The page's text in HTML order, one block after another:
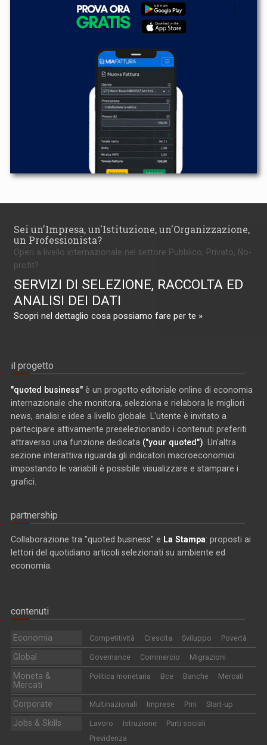
Sei un'Impresa, un'Istituzione, un'Organizzazione,
un Professionista?
Operi a livello internazionale nel settore Pubblico, Privato, No-
profit?
SERVIZI DI SELEZIONE, RACCOLTA ED
ANALISI DEI DATI
Scopri nel dettaglio cosa possiamo fare per te »
il progetto
"quoted business" è un progetto editoriale online di economia
internazionale che monitora, seleziona e rielabora le migliori
news, analisi e idee a livello globale. L'utente è invitato a
partecipare attivamente preselezionando i contenuti preferiti
attraverso una funzione dedicata ("your quoted") . Un'altra
sezione interattiva riguarda gli indicatori macroeconomici:
impostando le variabili è possibile visualizzare e stampare i
grafici.
partnership
Collaborazione tra "quoted business" e La Stampa: proposti ai
lettori del quotidiano articoli selezionati su ambiente ed
economia.
contenuti
Economia Competitività Crescita Sviluppo Povertà
Global Governance Commercio Migrazioni
Moneta &
Mercati
Politica monetaria Bce Banche Mercati
Corporate Multinazionali Imprese Pmi Start-up
Jobs & Skills Lavoro Istruzione
Parti sociali
Previdenza